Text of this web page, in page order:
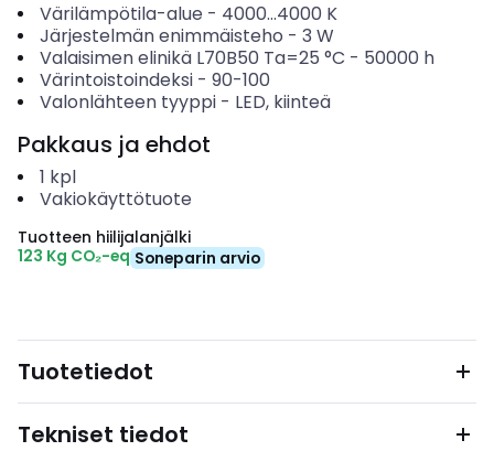
Värilämpötila-alue - 4000...4000 K
Järjestelmän enimmäisteho - 3 W
Valaisimen elinikä L70B50 Ta=25 °C - 50000 h
Värintoistoindeksi- 90-100
Valonlähteen tyyppi- LED, kiinteä
Pakkaus ja ehdot
1 kpl
Vakiokäyttötuote
Tuotteen hiilijalanjälki
123 Kg CO₂-eq Soneparin arvio
Tuotetiedot
Tekniset tiedot